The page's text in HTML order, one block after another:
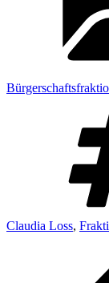
Claudia Loss,